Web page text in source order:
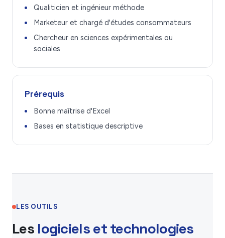
Qualiticien et ingénieur méthode
Marketeur et chargé d'études consommateurs
Chercheur en sciences expérimentales ou
sociales
Prérequis
Bonne maîtrise d'Excel
Bases en statistique descriptive
LES OUTILS
Les logiciels et technologies